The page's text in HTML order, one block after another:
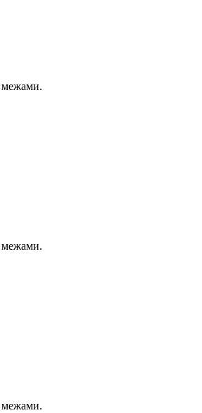
межами.
межами.
межами.